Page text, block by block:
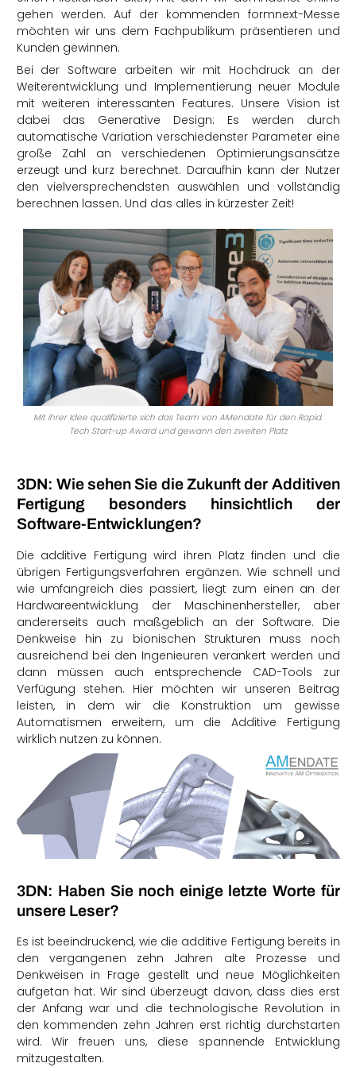
gehen werden. Auf der kommenden formnext-Messe
möchten wir uns dem Fachpublikum präsentieren und
Kunden gewinnen.
Bei der Software arbeiten wir mit Hochdruck an der
Weiterentwicklung und Implementierung neuer Module
mit weiteren interessanten Features. Unsere Vision ist
dabei das Generative Design: Es werden durch
automatische Variation verschiedenster Parameter eine
große Zahl an verschiedenen Optimierungsansätze
erzeugt und kurz berechnet. Daraufhin kann der Nutzer
den vielversprechendsten auswählen und vollständig
berechnen lassen. Und das alles in kürzester Zeit!
Mit ihrer Idee qualifizierte sich das Team von AMendate für den Rapid.
Tech Start-up Award und gewann den zweiten Platz
3DN: Wie sehen Sie die Zukunft der Additiven
Fertigung besonders hinsichtlich der
Software-Entwicklungen?
Die additive Fertigung wird ihren Platz finden und die
übrigen Fertigungsverfahren ergänzen. Wie schnell und
wie umfangreich dies passiert, liegt zum einen an der
Hardwareentwicklung der Maschinenhersteller, aber
andererseits auch maßgeblich an der Software. Die
Denkweise hin zu bionischen Strukturen muss noch
ausreichend bei den Ingenieuren verankert werden und
dann müssen auch entsprechende CAD-Tools zur
Verfügung stehen. Hier möchten wir unseren Beitrag
leisten, in dem wir die Konstruktion um gewisse
Automatismen erweitern, um die Additive Fertigung
wirklich nutzen zu können.
3DN: Haben Sie noch einige letzte Worte für
unsere Leser?
Es ist beeindruckend, wie die additive Fertigung bereits in
den vergangenen zehn Jahren alte Prozesse und
Denkweisen in Frage gestellt und neue Möglichkeiten
aufgetan hat. Wir sind überzeugt davon, dass dies erst
der Anfang war und die technologische Revolution in
den kommenden zehn Jahren erst richtig durchstarten
wird. Wir freuen uns, diese spannende Entwicklung
mitzugestalten.